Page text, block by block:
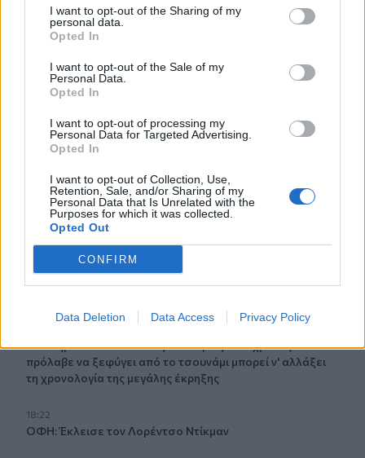
I want to opt-out of the Sharing of my
personal data.
Opted In
I want to opt-out of the Sale of my
Personal Data.
Opted In
I want to opt-out of processing my
Personal Data for Targeted Advertising.
Opted In
I want to opt-out of Collection, Use,
Retention, Sale, and/or Sharing of my
Personal Data that Is Unrelated with the
Purposes for which it was collected.
Opted Out
CONFIRM
Data Deletion Data Access Privacy Policy
Καύσωνας και καρδιοπαθείς: Οδηγός προστασίας από
την Ελληνική Καρδιολογική Εταιρεία
Μαρία Καρυστιανού: Αποχώρησε και ο Νίκος
Μπρουτζάκης από την «Ελπίδα»
18:58
Ένας σοβαρά τραυματίας από τροχαίο με γουρούνα στην
Η πρώτη ομάδα που συλλυπήθηκε για τον χαμό του
18:45
Μυστήριο 3.500 ετών στη Σαντορίνη: Ο 15χρονος που δεν
πρόλαβε να ξεφύγει από το τσουνάμι μπορεί ν' αλλάξει
τη χρονολογία της μεγάλης έκρηξης
18:22
ΟΦΗ: Έκλεισε τον Λορέντσο Ντίκμαν